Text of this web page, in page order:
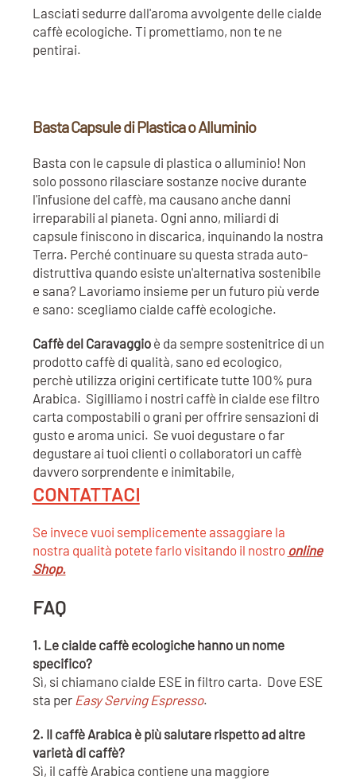
Lasciati sedurre dall'aroma avvolgente delle cialde
caffè ecologiche. Ti promettiamo, non te ne
pentirai.
Basta Capsule di Plastica o Alluminio
Basta con le capsule di plastica o alluminio! Non
solo possono rilasciare sostanze nocive durante
l'infusione del caffè, ma causano anche danni
irreparabili al pianeta. Ogni anno, miliardi di
capsule finiscono in discarica, inquinando la nostra
Terra. Perché continuare su questa strada auto-
distruttiva quando esiste un'alternativa sostenibile
e sana? Lavoriamo insieme per un futuro più verde
e sano: scegliamo cialde caffè ecologiche.
Caffè del Caravaggio è da sempre sostenitrice di un
prodotto caffè di qualità, sano ed ecologico,
perchè utilizza origini certificate tutte 100% pura
Arabica. Sigilliamo i nostri caffè in cialde ese filtro
carta compostabili o grani per offrire sensazioni di
gusto e aroma unici. Se vuoi degustare o far
degustare ai tuoi clienti o collaboratori un caffè
davvero sorprendente e inimitabile,
CONTATTACI
Se invece vuoi semplicemente assaggiare la
nostra qualità potete farlo visitando il nostro online
Shop.
FAQ
1. Le cialde caffè ecologiche hanno un nome
specifico?
Sì, si chiamano cialde ESE in filtro carta. Dove ESE
sta per Easy Serving Espresso.
2. Il caffè Arabica è più salutare rispetto ad altre
varietà di caffè?
Sì, il caffè Arabica contiene una maggiore